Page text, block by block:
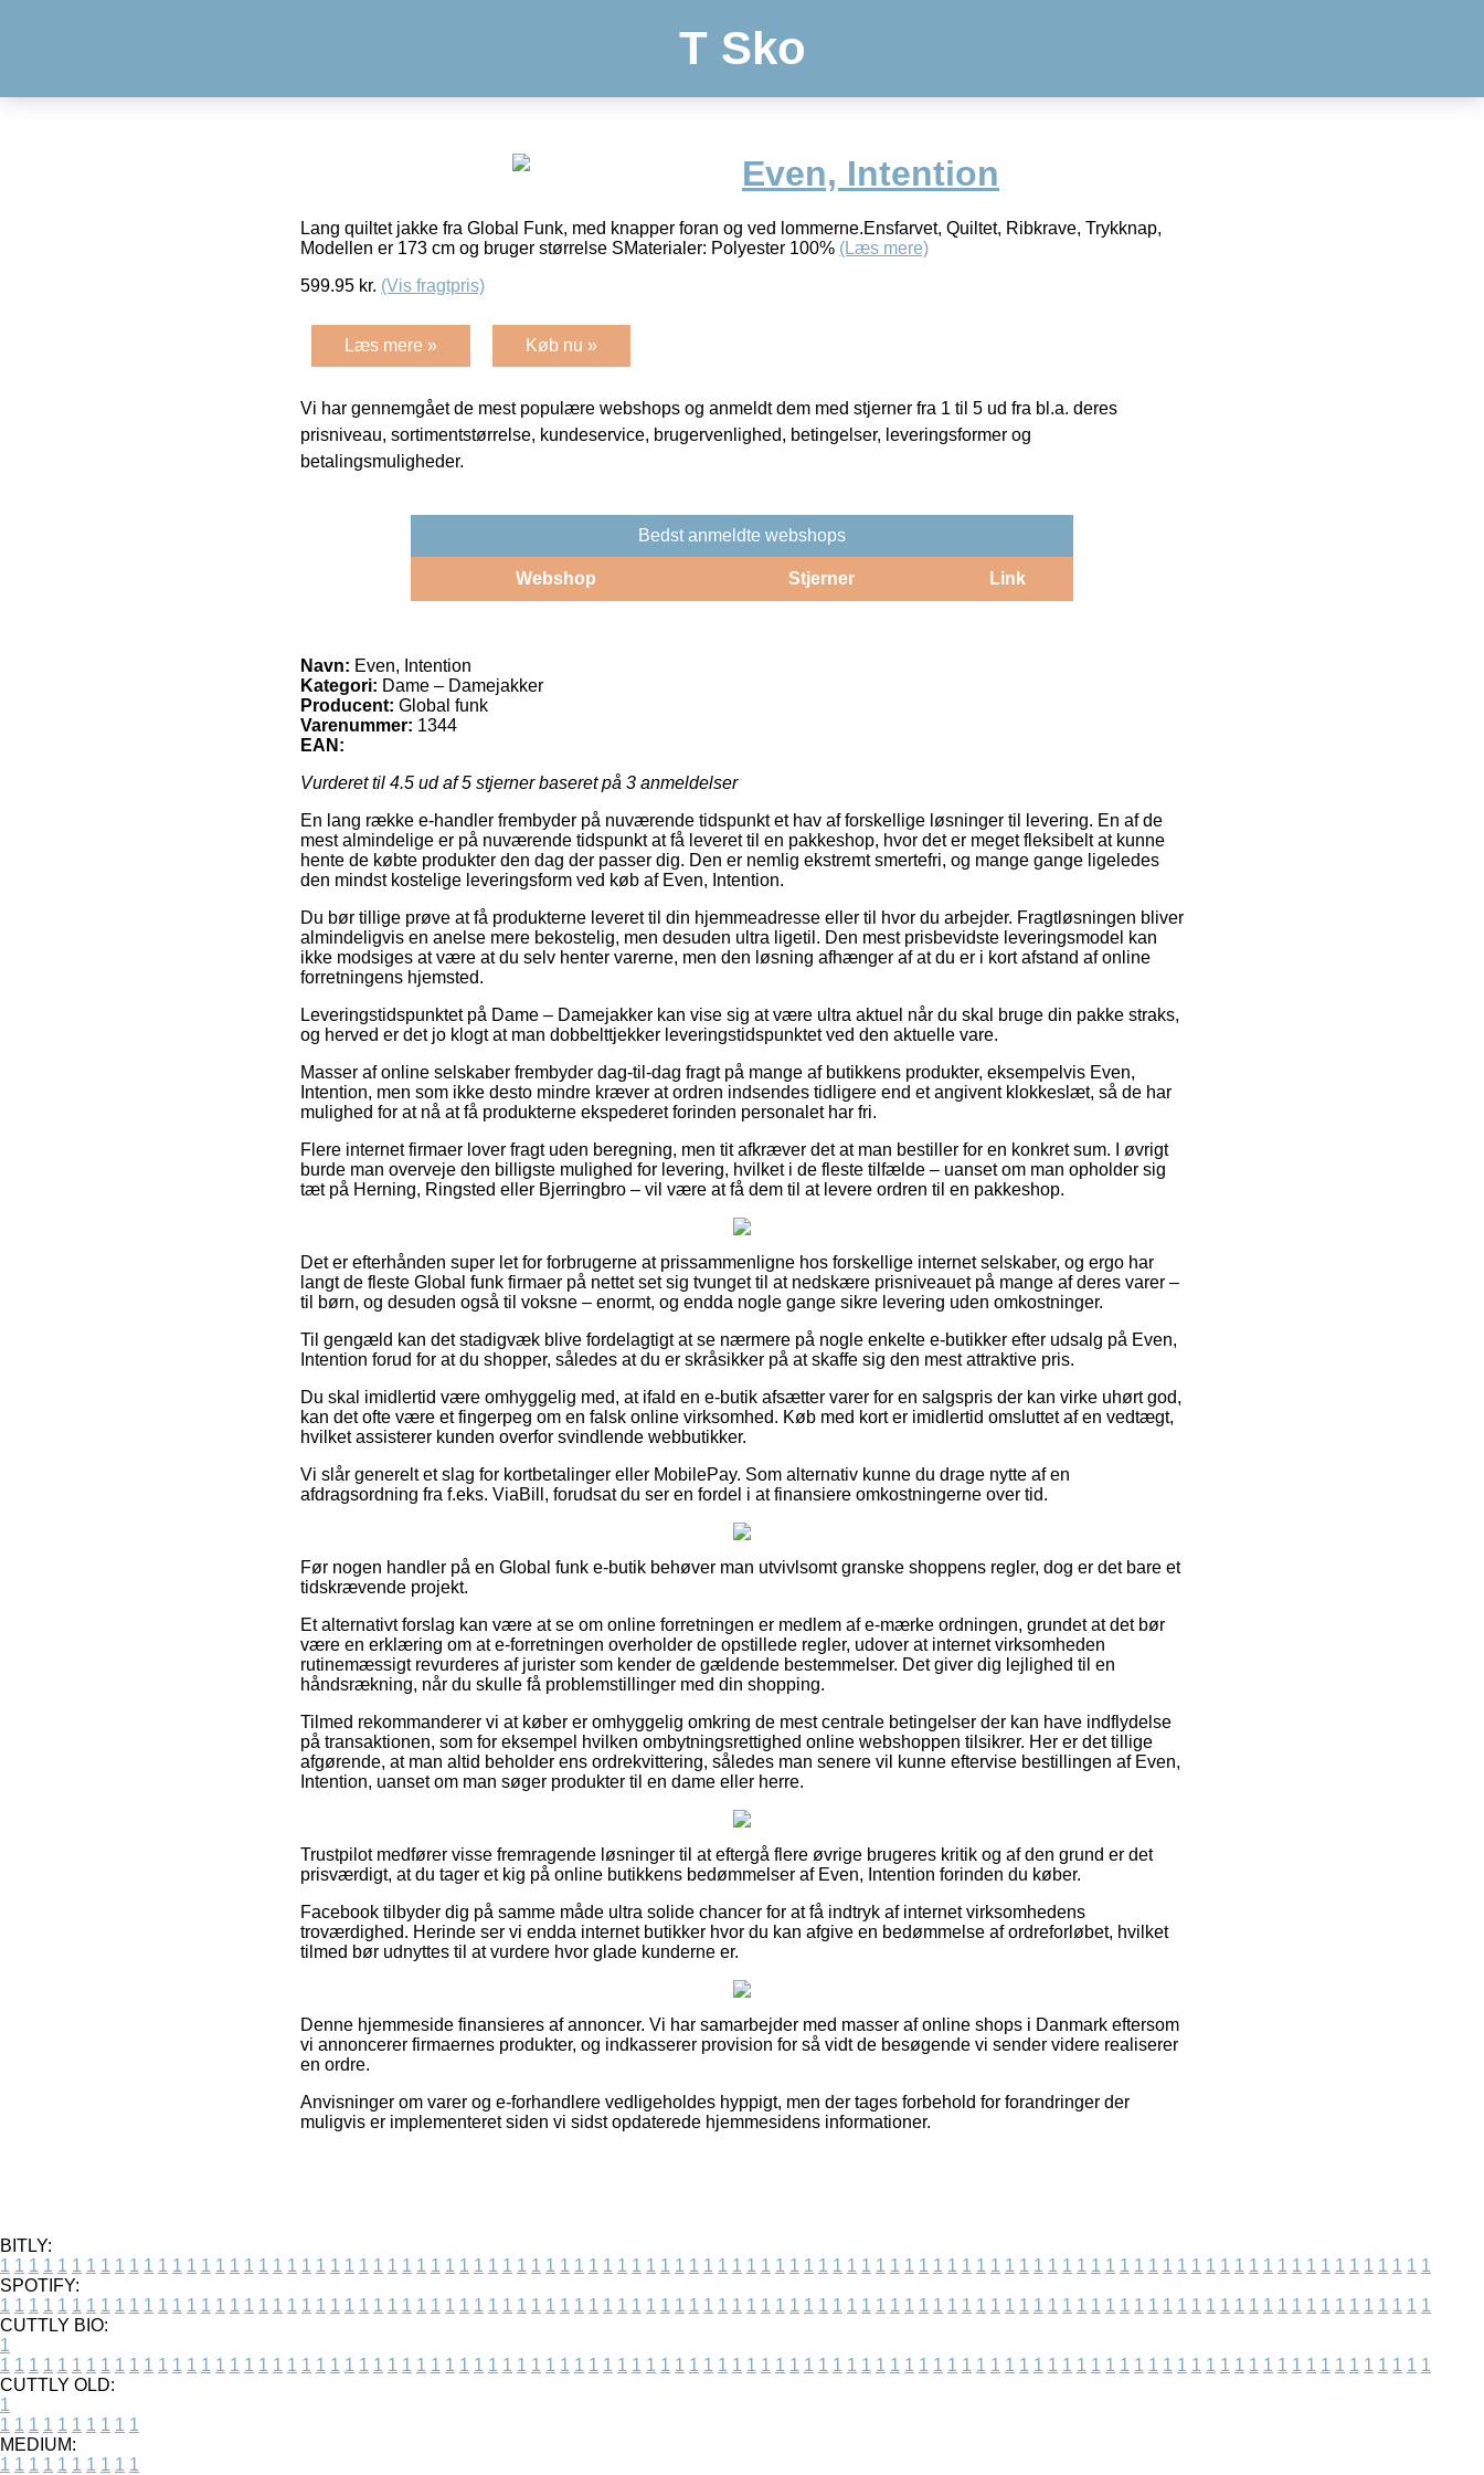
T Sko
Even, Intention
Lang quiltet jakke fra Global Funk, med knapper foran og ved lommerne.Ensfarvet, Quiltet, Ribkrave, Trykknap,
Modellen er 173 cm og bruger størrelse SMaterialer: Polyester 100% (Læs mere)
599.95 kr. (Vis fragtpris)
Læs mere » Køb nu »
Vi har gennemgået de mest populære webshops og anmeldt dem med stjerner fra 1 til 5 ud fra bl.a. deres
prisniveau, sortimentstørrelse, kundeservice, brugervenlighed, betingelser, leveringsformer og
betalingsmuligheder.
Bedst anmeldte webshops
Webshop Stjerner Link
Navn: Even, Intention
Kategori: Dame – Damejakker
Producent: Global funk
Varenummer: 1344
EAN:
Vurderet til 4.5 ud af 5 stjerner baseret på 3 anmeldelser
En lang række e-handler frembyder på nuværende tidspunkt et hav af forskellige løsninger til levering. En af de
mest almindelige er på nuværende tidspunkt at få leveret til en pakkeshop, hvor det er meget fleksibelt at kunne
hente de købte produkter den dag der passer dig. Den er nemlig ekstremt smertefri, og mange gange ligeledes
den mindst kostelige leveringsform ved køb af Even, Intention.
Du bør tillige prøve at få produkterne leveret til din hjemmeadresse eller til hvor du arbejder. Fragtløsningen bliver
almindeligvis en anelse mere bekostelig, men desuden ultra ligetil. Den mest prisbevidste leveringsmodel kan
ikke modsiges at være at du selv henter varerne, men den løsning afhænger af at du er i kort afstand af online
forretningens hjemsted.
Leveringstidspunktet på Dame – Damejakker kan vise sig at være ultra aktuel når du skal bruge din pakke straks,
og herved er det jo klogt at man dobbelttjekker leveringstidspunktet ved den aktuelle vare.
Masser af online selskaber frembyder dag-til-dag fragt på mange af butikkens produkter, eksempelvis Even,
Intention, men som ikke desto mindre kræver at ordren indsendes tidligere end et angivent klokkeslæt, så de har
mulighed for at nå at få produkterne ekspederet forinden personalet har fri.
Flere internet firmaer lover fragt uden beregning, men tit afkræver det at man bestiller for en konkret sum. I øvrigt
burde man overveje den billigste mulighed for levering, hvilket i de fleste tilfælde – uanset om man opholder sig
tæt på Herning, Ringsted eller Bjerringbro – vil være at få dem til at levere ordren til en pakkeshop.
Det er efterhånden super let for forbrugerne at prissammenligne hos forskellige internet selskaber, og ergo har
langt de fleste Global funk firmaer på nettet set sig tvunget til at nedskære prisniveauet på mange af deres varer –
til børn, og desuden også til voksne – enormt, og endda nogle gange sikre levering uden omkostninger.
Til gengæld kan det stadigvæk blive fordelagtigt at se nærmere på nogle enkelte e-butikker efter udsalg på Even,
Intention forud for at du shopper, således at du er skråsikker på at skaffe sig den mest attraktive pris.
Du skal imidlertid være omhyggelig med, at ifald en e-butik afsætter varer for en salgspris der kan virke uhørt god,
kan det ofte være et fingerpeg om en falsk online virksomhed. Køb med kort er imidlertid omsluttet af en vedtægt,
hvilket assisterer kunden overfor svindlende webbutikker.
Vi slår generelt et slag for kortbetalinger eller MobilePay. Som alternativ kunne du drage nytte af en
afdragsordning fra f.eks. ViaBill, forudsat du ser en fordel i at finansiere omkostningerne over tid.
Før nogen handler på en Global funk e-butik behøver man utvivlsomt granske shoppens regler, dog er det bare et
tidskrævende projekt.
Et alternativt forslag kan være at se om online forretningen er medlem af e-mærke ordningen, grundet at det bør
være en erklæring om at e-forretningen overholder de opstillede regler, udover at internet virksomheden
rutinemæssigt revurderes af jurister som kender de gældende bestemmelser. Det giver dig lejlighed til en
håndsrækning, når du skulle få problemstillinger med din shopping.
Tilmed rekommanderer vi at køber er omhyggelig omkring de mest centrale betingelser der kan have indflydelse
på transaktionen, som for eksempel hvilken ombytningsrettighed online webshoppen tilsikrer. Her er det tillige
afgørende, at man altid beholder ens ordrekvittering, således man senere vil kunne eftervise bestillingen af Even,
Intention, uanset om man søger produkter til en dame eller herre.
Trustpilot medfører visse fremragende løsninger til at eftergå flere øvrige brugeres kritik og af den grund er det
prisværdigt, at du tager et kig på online butikkens bedømmelser af Even, Intention forinden du køber.
Facebook tilbyder dig på samme måde ultra solide chancer for at få indtryk af internet virksomhedens
troværdighed. Herinde ser vi endda internet butikker hvor du kan afgive en bedømmelse af ordreforløbet, hvilket
tilmed bør udnyttes til at vurdere hvor glade kunderne er.
Denne hjemmeside finansieres af annoncer. Vi har samarbejder med masser af online shops i Danmark eftersom
vi annoncerer firmaernes produkter, og indkasserer provision for så vidt de besøgende vi sender videre realiserer
en ordre.
Anvisninger om varer og e-forhandlere vedligeholdes hyppigt, men der tages forbehold for forandringer der
muligvis er implementeret siden vi sidst opdaterede hjemmesidens informationer.
BITLY:
1 1 1 1 1 1 1 1 1 1 1 1 1 1 1 1 1 1 1 1 1 1 1 1 1 1 1 1 1 1 1 1 1 1 1 1 1 1 1 1 1 1 1 1 1 1 1 1 1 1 1 1 1 1 1 1 1 1 1 1 1 1 1 1 1 1 1 1 1 1 1 1 1 1 1 1 1 1 1 1 1 1 1 1 1 1 1 1 1 1 1 1 1 1 1 1 1 1 1 1
SPOTIFY:
1 1 1 1 1 1 1 1 1 1 1 1 1 1 1 1 1 1 1 1 1 1 1 1 1 1 1 1 1 1 1 1 1 1 1 1 1 1 1 1 1 1 1 1 1 1 1 1 1 1 1 1 1 1 1 1 1 1 1 1 1 1 1 1 1 1 1 1 1 1 1 1 1 1 1 1 1 1 1 1 1 1 1 1 1 1 1 1 1 1 1 1 1 1 1 1 1 1 1 1
CUTTLY BIO:
1
1 1 1 1 1 1 1 1 1 1 1 1 1 1 1 1 1 1 1 1 1 1 1 1 1 1 1 1 1 1 1 1 1 1 1 1 1 1 1 1 1 1 1 1 1 1 1 1 1 1 1 1 1 1 1 1 1 1 1 1 1 1 1 1 1 1 1 1 1 1 1 1 1 1 1 1 1 1 1 1 1 1 1 1 1 1 1 1 1 1 1 1 1 1 1 1 1 1 1 1
CUTTLY OLD:
1
1 1 1 1 1 1 1 1 1 1
MEDIUM:
1 1 1 1 1 1 1 1 1 1